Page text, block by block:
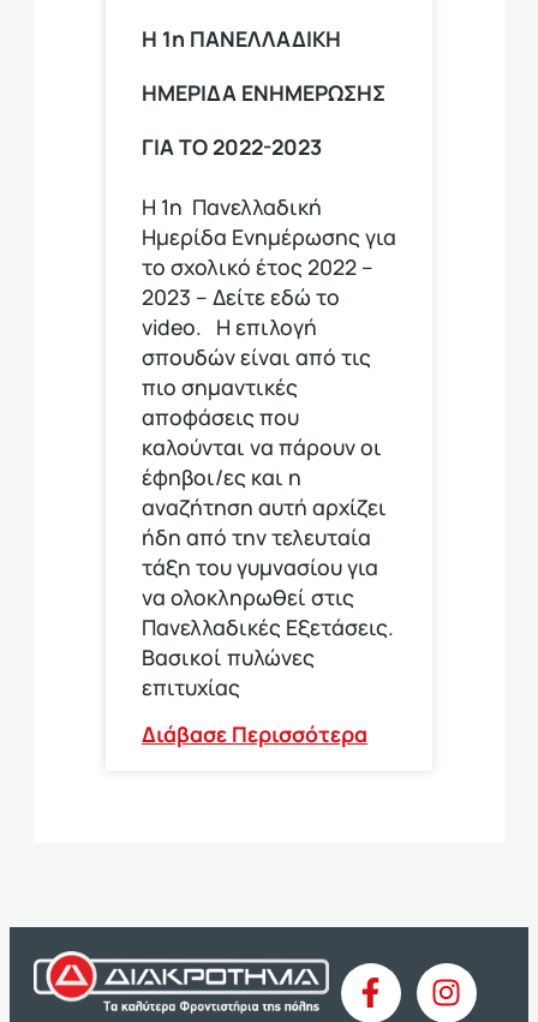
Η 1η ΠΑΝΕΛΛΑΔΙΚΗ
ΗΜΕΡΙΔΑ ΕΝΗΜΕΡΩΣΗΣ
ΓΙΑ ΤΟ 2022-2023
Η 1η Πανελλαδική
Ημερίδα Ενημέρωσης για
το σχολικό έτος 2022 –
2023 – Δείτε εδώ το
video. Η επιλογή
σπουδών είναι από τις
πιο σημαντικές
αποφάσεις που
καλούνται να πάρουν οι
έφηβοι/ες και η
αναζήτηση αυτή αρχίζει
ήδη από την τελευταία
τάξη του γυμνασίου για
να ολοκληρωθεί στις
Πανελλαδικές Εξετάσεις.
Βασικοί πυλώνες
επιτυχίας
Διάβασε Περισσότερα